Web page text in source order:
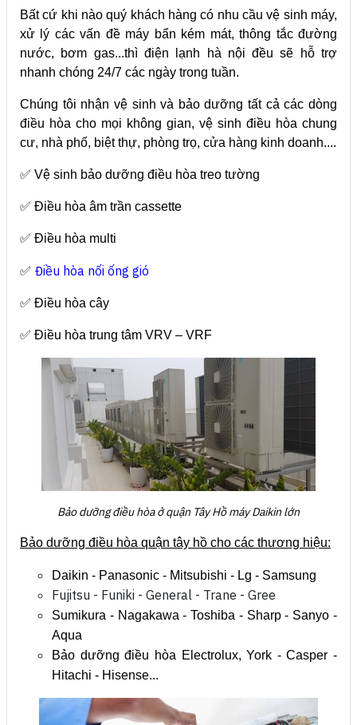
Bất cứ khi nào quý khách hàng có nhu cầu vệ sinh máy,
xử lý các vấn đề máy bẩn kém mát, thông tắc đường
nước, bơm gas...thì điện lạnh hà nội đều sẽ hỗ trợ
nhanh chóng 24/7 các ngày trong tuần.
Chúng tôi nhận vệ sinh và bảo dưỡng tất cả các dòng
điều hòa cho mọi không gian, vệ sinh điều hòa chung
cư, nhà phố, biệt thự, phòng trọ, cửa hàng kinh doanh....
✅ Vệ sinh bảo dưỡng điều hòa treo tường
✅ Điều hòa âm trần cassette
✅ Điều hòa multi
✅ Điều hòa nối ống gió
✅ Điều hòa cây
✅ Điều hòa trung tâm VRV – VRF
Bảo dưỡng điều hòa ở quận Tây Hồ máy Daikin lớn
Bảo dưỡng điều hòa quận tây hồ cho các thương hiệu:
Daikin - Panasonic - Mitsubishi - Lg - Samsung
Fujitsu - Funiki - General - Trane - Gree
Sumikura - Nagakawa - Toshiba - Sharp - Sanyo -
Aqua
Bảo dưỡng điều hòa Electrolux, York - Casper -
Hitachi - Hisense...